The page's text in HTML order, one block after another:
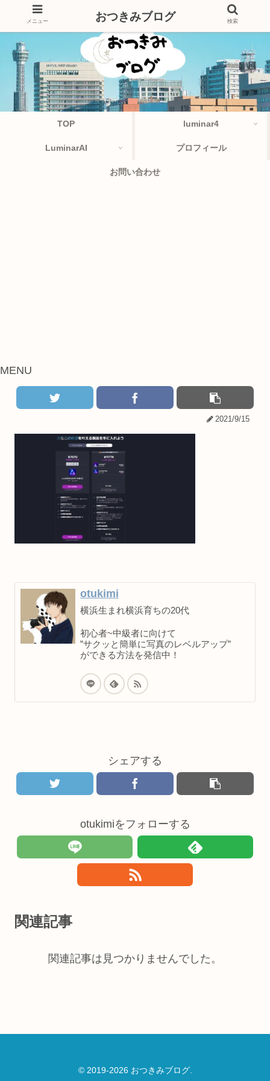
TOP luminar4
LuminarAI プロフィール
お問い合わせ
MENU
2021/9/15
otukimi
横浜生まれ横浜育ちの20代
初心者~中級者に向けて
”サクッと簡単に写真のレベルアップ”
ができる方法を発信中！
シェアする
otukimiをフォローする
関連記事
関連記事は見つかりませんでした。
© 2019-2026 おつきみブログ.
メニュー おつきみブログ 検索